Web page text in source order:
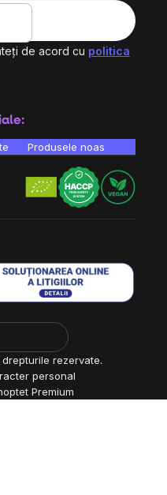
de acord cu politica
Produsele noastre sunt
rezervate.
personal
Premium